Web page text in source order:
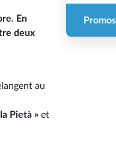
. En
deux
au
Pietà » et
Promos